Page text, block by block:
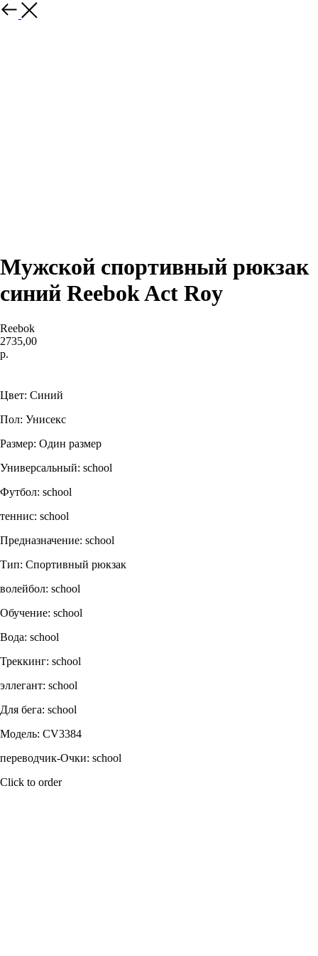
Назад
Мужской спортивный рюкзак
синий Reebok Act Roy
Reebok
2735,00
р.
Цвет: Синий
Пол: Унисекс
Размер: Один размер
Универсальный: school
Футбол: school
теннис: school
Предназначение: school
Тип: Спортивный рюкзак
волейбол: school
Обучение: school
Вода: school
Треккинг: school
эллегант: school
Для бега: school
Модель: CV3384
переводчик-Очки: school
Click to order